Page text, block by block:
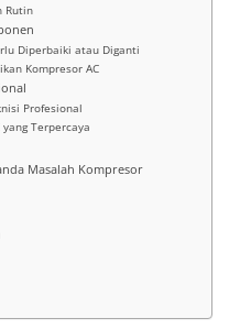
Rutin
Diperbaiki atau Diganti
Kompresor AC
Profesional
Terpercaya
Masalah Kompresor